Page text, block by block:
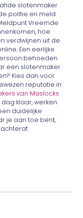
slotenmaker
politie en meld
Vreemde
hoe
verdwijnen uit de
Een eerlijke
behoeden
een slotenmaker
Kies dan voor
reputatie in
van Maslocks
klaar, werken
duidelijke
je aan toe bent,